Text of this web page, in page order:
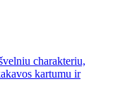
charakteriu,
kartumu ir